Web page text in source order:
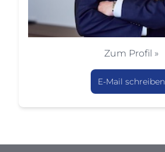
Zum Profil »
E-Mail schreiben